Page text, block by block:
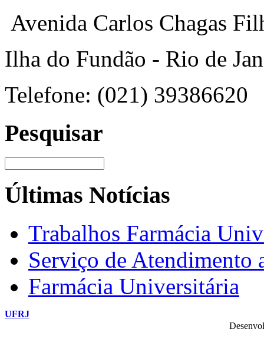
Avenida Carlos Chagas
Ilha do Fundão - Rio de
Telefone: (021) 39386620
Pesquisar
Últimas Notícias
Trabalhos Farmácia
Serviço de Atendimento
Farmácia Universitária
UFRJ